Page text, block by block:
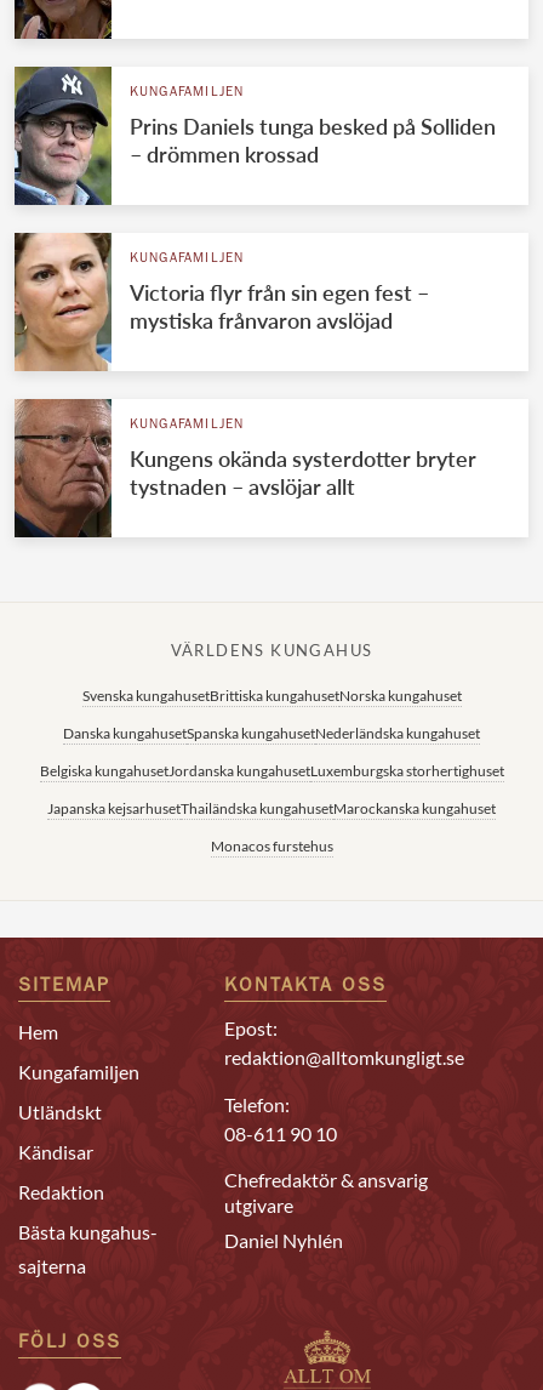
KUNGAFAMILJEN
Prins Daniels tunga besked på Solliden
– drömmen krossad
KUNGAFAMILJEN
Victoria flyr från sin egen fest –
mystiska frånvaron avslöjad
KUNGAFAMILJEN
Kungens okända systerdotter bryter
tystnaden – avslöjar allt
VÄRLDENS KUNGAHUS
Svenska kungahusetBrittiska kungahusetNorska kungahuset
Danska kungahusetSpanska kungahusetNederländska kungahuset
Belgiska kungahusetJordanska kungahusetLuxemburgska storhertighuset
Japanska kejsarhusetThailändska kungahusetMarockanska kungahuset
Monacos furstehus
SITEMAP
Hem
Kungafamiljen
Utländskt
Kändisar
Redaktion
Bästa kungahus-
sajterna
KONTAKTA OSS
Epost:
redaktion@alltomkungligt.se
Telefon:
08-611 90 10
Chefredaktör & ansvarig
utgivare
Daniel Nyhlén
FÖLJ OSS